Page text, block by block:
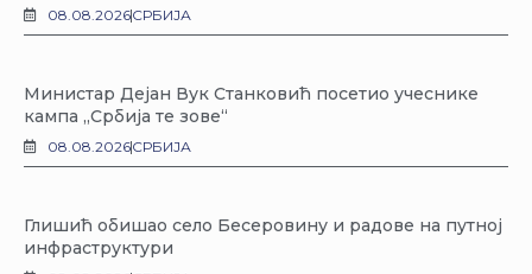
08.08.2026СРБИЈА
Министар Дејан Вук Станковић посетио учеснике
кампа „Србија те зове“
08.08.2026СРБИЈА
Глишић обишао село Бесеровину и радове на путној
инфраструктури